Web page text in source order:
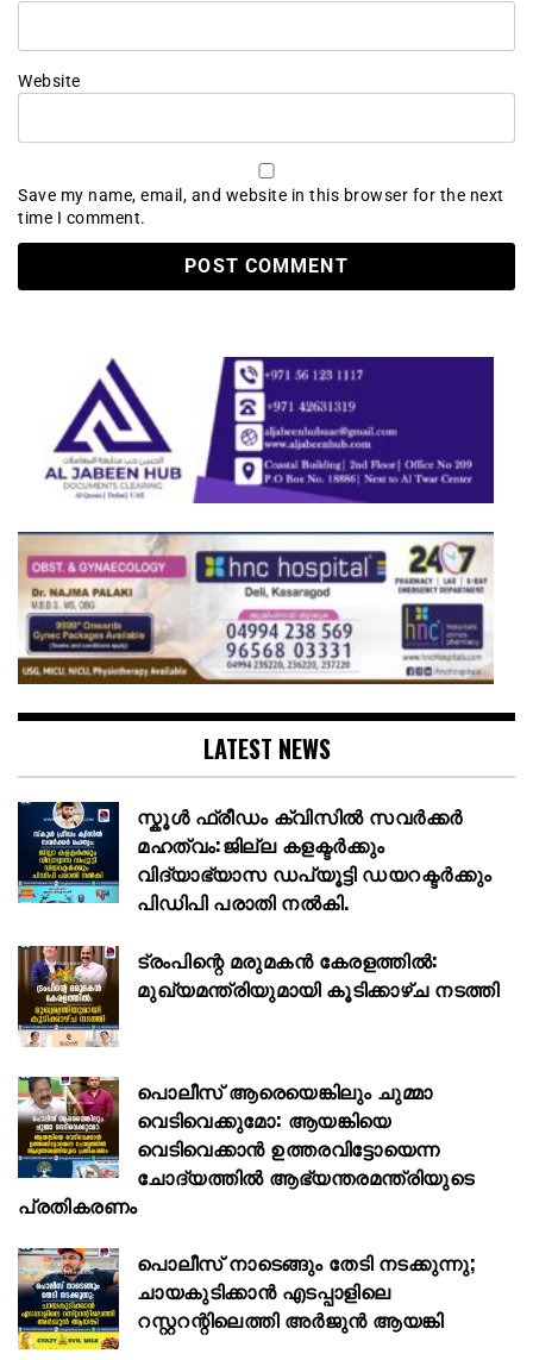
Website
Save my name, email, and website in this browser for the next
time I comment.
LATEST NEWS
സ്കൂള്‍ ഫ്രീഡം ക്വിസില്‍ സവര്‍ക്കര്‍
മഹത്വം:ജില്ല കളക്ടര്‍ക്കും
വിദ്യാഭ്യാസ ഡപ്യൂട്ടി ഡയറക്ടര്‍ക്കും
പിഡിപി പരാതി നല്‍കി.
ട്രംപിന്റെ മരുമകൻ കേരളത്തിൽ:
മുഖ്യമന്ത്രിയുമായി കൂടിക്കാഴ്ച നടത്തി
പൊലീസ് ആരെയെങ്കിലും ചുമ്മാ
വെടിവെക്കുമോ: ആയങ്കിയെ
വെടിവെക്കാൻ ഉത്തരവിട്ടോയെന്ന
ചോദ്യത്തിൽ ആഭ്യന്തരമന്ത്രിയുടെ
പ്രതികരണം
പൊലീസ് നാടെങ്ങും തേടി നടക്കുന്നു;
ചായകുടിക്കാൻ എടപ്പാളിലെ
റസ്റ്ററന്റിലെത്തി അർജുൻ ആയങ്കി